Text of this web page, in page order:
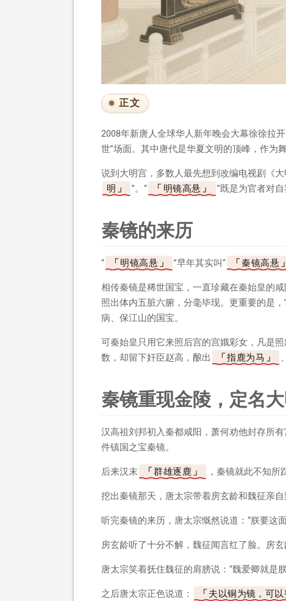
正文
2008年新唐人全球华人新年晚会大幕徐徐拉
世”场面。其中唐代是华夏文明的顶峰，作为
说到大明宫，多数人最先想到改编电视剧《
明
”。“ 明镜高悬 ”既是为官者对
秦镜的来历
“ 明镜高悬 ”早年其实叫“ 秦镜高悬
相传秦镜是稀世国宝，一直珍藏在秦始皇的
照出体内五脏六腑，分毫毕现。更重要的是
病、保江山的国宝。
可秦始皇只用它来照后宫的宫娥彩女，凡是
数，却留下奸臣赵高，酿出
指鹿为马
秦镜重现金陵，定名
汉高祖刘邦初入秦都咸阳，萧何劝他封存所
件镇国之宝秦镜。
后来汉末 群雄逐鹿 ，秦镜就此不知所
挖出秦镜那天，唐太宗带着房玄龄和魏征亲
听完秦镜的来历，唐太宗慨然说道：“朕要这
房玄龄听了十分不解，魏征闻言红了脸。房
唐太宗笑着抚住魏征的肩膀说：“魏爱卿就是
之后唐太宗正色说道： 夫以铜为镜，可